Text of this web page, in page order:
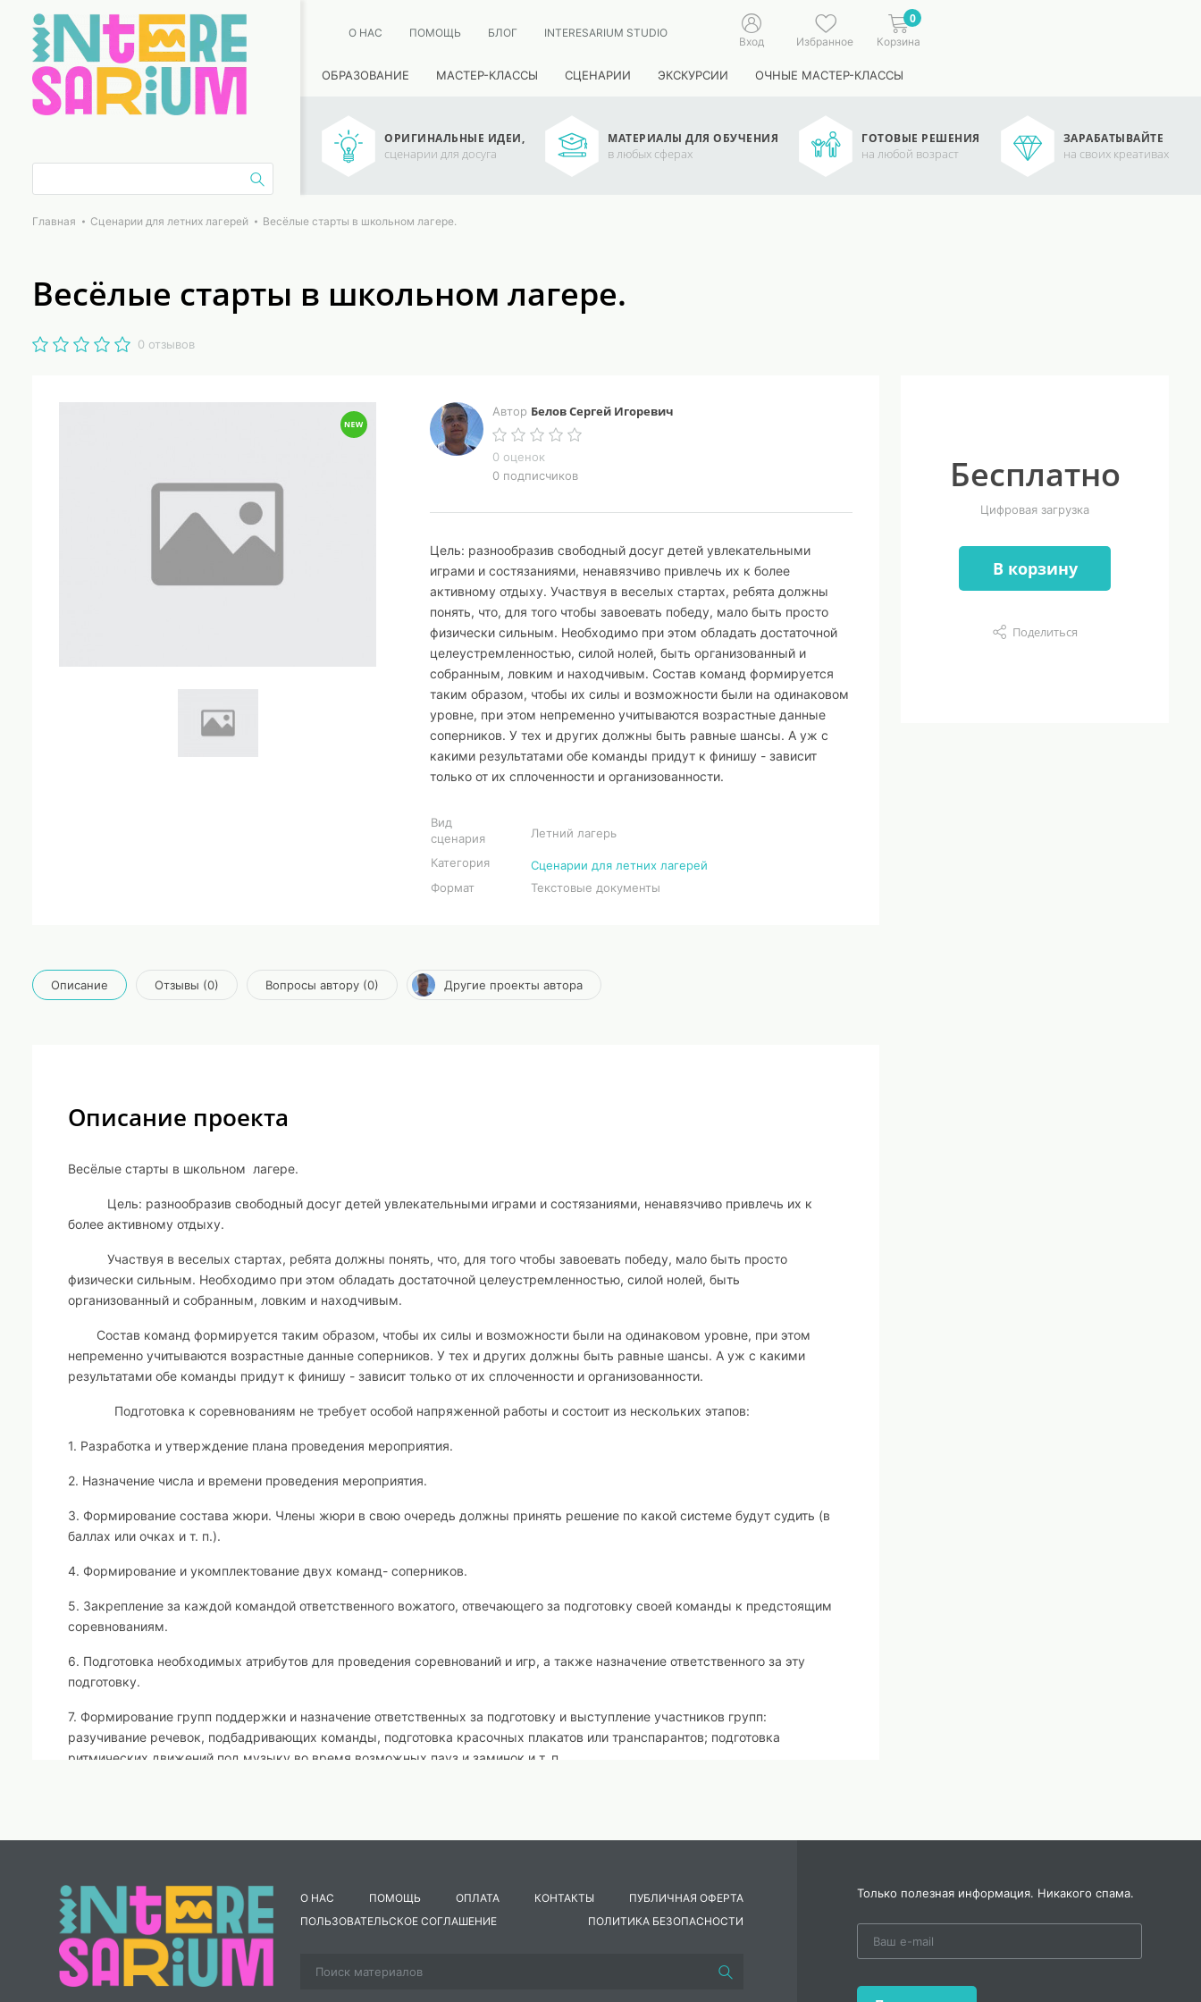
О НАС ПОМОЩЬ БЛОГ INTERESARIUM STUDIO
Вход Избранное
0
Корзина
ОБРАЗОВАНИЕ МАСТЕР-КЛАССЫ СЦЕНАРИИ ЭКСКУРСИИ ОЧНЫЕ МАСТЕР-КЛАССЫ
ОРИГИНАЛЬНЫЕ ИДЕИ,
сценарии для досуга
МАТЕРИАЛЫ ДЛЯ ОБУЧЕНИЯ
в любых сферах
ГОТОВЫЕ РЕШЕНИЯ
на любой возраст
ЗАРАБАТЫВАЙТЕ
на своих креативах
Главная Сценарии для летних лагерей Весёлые старты в школьном лагере.
Весёлые старты в школьном лагере.
0 отзывов
Автор Белов Сергей Игоревич
0 оценок
0 подписчиков
Цель: разнообразив свободный досуг детей увлекательными
играми и состязаниями, ненавязчиво привлечь их к более
активному отдыху. Участвуя в веселых стартах, ребята должны
понять, что, для того чтобы завоевать победу, мало быть просто
физически сильным. Необходимо при этом обладать достаточной
целеустремленностью, силой нолей, быть организованный и
собранным, ловким и находчивым. Состав команд формируется
таким образом, чтобы их силы и возможности были на одинаковом
уровне, при этом непременно учитываются возрастные данные
соперников. У тех и других должны быть равные шансы. А уж с
какими результатами обе команды придут к финишу - зависит
только от их сплоченности и организованности.
Вид
сценария
Летний лагерь
Категория
Сценарии для летних лагерей
Формат
Текстовые документы
Бесплатно
Цифровая загрузка
В корзину
Поделиться
Описание Отзывы (0) Вопросы автору (0) Другие проекты автора
Описание проекта
Весёлые старты в школьном лагере.
Цель: разнообразив свободный досуг детей увлекательными играми и состязаниями, ненавязчиво привлечь их к
более активному отдыху.
Участвуя в веселых стартах, ребята должны понять, что, для того чтобы завоевать победу, мало быть просто
физически сильным. Необходимо при этом обладать достаточной целеустремленностью, силой нолей, быть
организованный и собранным, ловким и находчивым.
Состав команд формируется таким образом, чтобы их силы и возможности были на одинаковом уровне, при этом
непременно учитываются возрастные данные соперников. У тех и других должны быть равные шансы. А уж с какими
результатами обе команды придут к финишу - зависит только от их сплоченности и организованности.
Подготовка к соревнованиям не требует особой напряженной работы и состоит из нескольких этапов:
1. Разработка и утверждение плана проведения мероприятия.
2. Назначение числа и времени проведения мероприятия.
3. Формирование состава жюри. Члены жюри в свою очередь должны принять решение по какой системе будут судить (в
баллах или очках и т. п.).
4. Формирование и укомплектование двух команд- соперников.
5. Закрепление за каждой командой ответственного вожатого, отвечающего за подготовку своей команды к предстоящим
соревнованиям.
6. Подготовка необходимых атрибутов для проведения соревнований и игр, а также назначение ответственного за эту
подготовку.
7. Формирование групп поддержки и назначение ответственных за подготовку и выступление участников групп:
разучивание речевок, подбадривающих команды, подготовка красочных плакатов или транспарантов; подготовка
ритмических движений под музыку во время возможных пауз и заминок и т. п.
самодеятельный номер на спортивную тематику. Это может быть стихотворение, композиция движений (с лентами,
обручем и т. п.) или акробатический эпод и т. д.
10. Команды продумывают свою экипировку. Желательно, чтобы не было «разноцветия» и разбросанности в одежде.
Приветствуется спортивный стиль: однотонные футболки с эмблемой команды, спортивные штаны свободного покроя
(нежелательны шорты - при возможном падении ребенок может повредить открытую часть ног), легкая спортивная обувь.
О НАС ПОМОЩЬ ОПЛАТА КОНТАКТЫ
ПУБЛИЧНАЯ ОФЕРТА
ПОЛЬЗОВАТЕЛЬСКОЕ СОГЛАШЕНИЕ
ПОЛИТИКА БЕЗОПАСНОСТИ
Только полезная информация. Никакого спама.